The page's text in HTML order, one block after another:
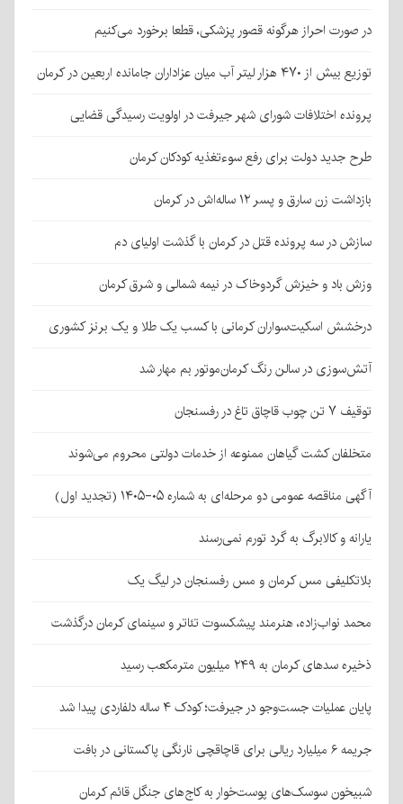
در صورت احراز هرگونه قصور پزشکی، قطعا برخورد می‌کنیم
توزیع بیش از ۴۷۰ هزار لیتر آب میان عزاداران جامانده اربعین در کرمان
پرونده اختلافات شورای شهر جیرفت در اولویت رسیدگی قضایی
طرح جدید دولت برای رفع سوءتغذیه کودکان کرمان
بازداشت زن سارق و پسر ۱۲ ساله‌اش در کرمان
سازش در سه پرونده قتل در کرمان با گذشت اولیای دم
وزش باد و خیزش گردوخاک در نیمه شمالی و شرق کرمان
درخشش اسکیت‌سواران کرمانی با کسب یک طلا و یک برنز کشوری
آتش‌سوزی در سالن رنگ کرمان‌موتور بم مهار شد
توقیف ۷ تن چوب قاچاق تاغ در رفسنجان
متخلفان کشت گیاهان ممنوعه از خدمات دولتی محروم می‌شوند
آگهی مناقصه عمومی دو مرحله‌ای به شماره ۰۵-۱۴۰۵ (تجدید اول)
یارانه و کالابرگ به گرد تورم نمی‌رسند
بلاتکلیفی مس کرمان و مس رفسنجان در لیگ یک
محمد نواب‌زاده، هنرمند پیشکسوت تئاتر و سینمای کرمان درگذشت
ذخیره سدهای کرمان به ۲۴۹ میلیون مترمکعب رسید
پایان عملیات جست‌وجو در جیرفت؛ کودک ۴ ساله دلفاردی پیدا شد
جریمه ۶ میلیارد ریالی برای قاچاقچی نارنگی پاکستانی در بافت
شبیخون سوسک‌های پوست‌خوار به کاج‌های جنگل قائم کرمان